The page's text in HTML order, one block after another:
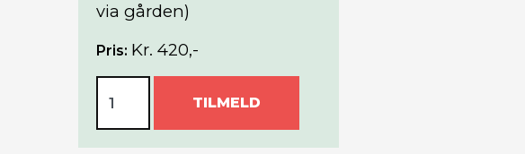
via gården)
Pris: Kr. 420,-
TILMELD